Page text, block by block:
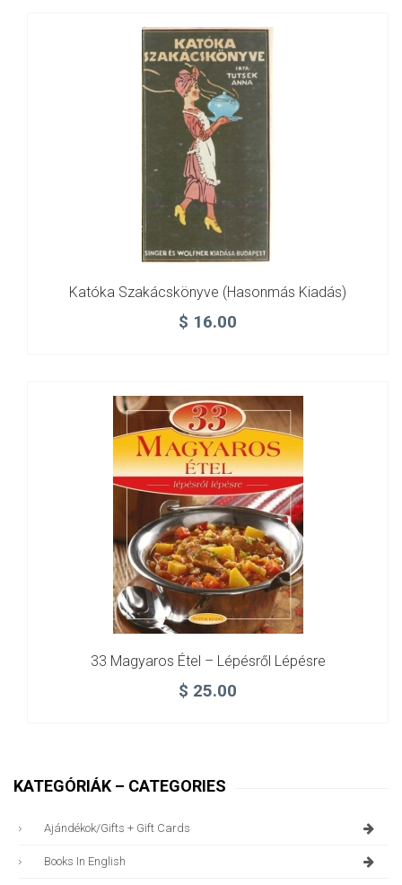
Katóka Szakácskönyve (hasonmás Kiadás)
$ 16.00
33 Magyaros Étel – Lépésről Lépésre
$ 25.00
KATEGÓRIÁK – CATEGORIES
Ajándékok/gifts + Gift Cards
Books In English